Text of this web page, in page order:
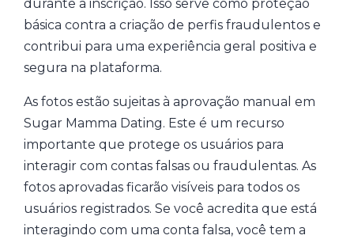
durante a inscrição. Isso serve como proteção
básica contra a criação de perfis fraudulentos e
contribui para uma experiência geral positiva e
segura na plataforma.
As fotos estão sujeitas à aprovação manual em
Sugar Mamma Dating. Este é um recurso
importante que protege os usuários para
interagir com contas falsas ou fraudulentas. As
fotos aprovadas ficarão visíveis para todos os
usuários registrados. Se você acredita que está
interagindo com uma conta falsa, você tem a